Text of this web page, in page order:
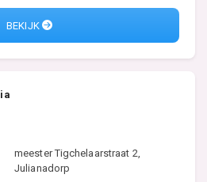
BEKIJK
meester Tigchelaarstraat 2,
Julianadorp